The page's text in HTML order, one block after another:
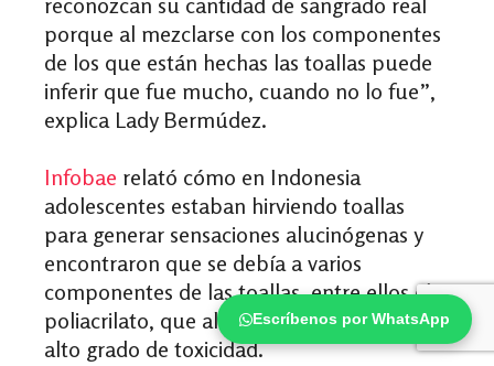
Escríbenos por WhatsApp
porque al mezclarse con los componentes
de los que están hechas las toallas puede
inferir que fue mucho, cuando no lo fue”,
explica Lady Bermúdez.
Infobae relató cómo en Indonesia
adolescentes estaban hirviendo toallas
para generar sensaciones alucinógenas y
encontraron que se debía a varios
componentes de las toallas, entre ellos el
poliacrilato, que al ser ingeridos tiene un
alto grado de toxicidad.